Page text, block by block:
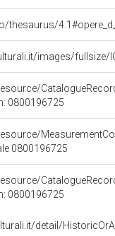
thesaurus/
images/fullsize/
0800196725
0800196725
0800196725
detail/